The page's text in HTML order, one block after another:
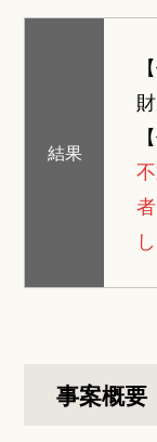
結果
事案概要